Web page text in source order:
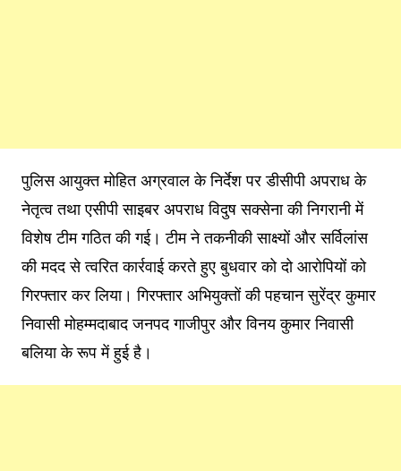
पुलिस आयुक्त मोहित अग्रवाल के निर्देश पर डीसीपी अपराध के
नेतृत्व तथा एसीपी साइबर अपराध विदुष सक्सेना की निगरानी में
विशेष टीम गठित की गई। टीम ने तकनीकी साक्ष्यों और सर्विलांस
की मदद से त्वरित कार्रवाई करते हुए बुधवार को दो आरोपियों को
गिरफ्तार कर लिया। गिरफ्तार अभियुक्तों की पहचान सुरेंद्र कुमार
निवासी मोहम्मदाबाद जनपद गाजीपुर और विनय कुमार निवासी
बलिया के रूप में हुई है।